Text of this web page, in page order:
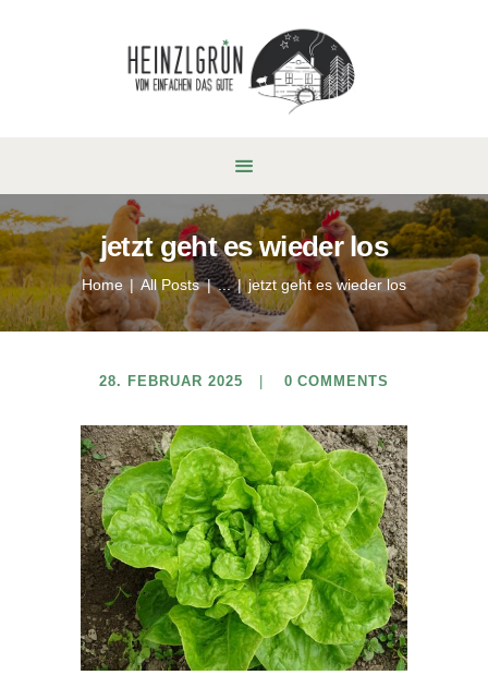
jetzt geht es wieder los
Home All Posts ... jetzt geht es wieder los
28. FEBRUAR 2025 0 COMMENTS